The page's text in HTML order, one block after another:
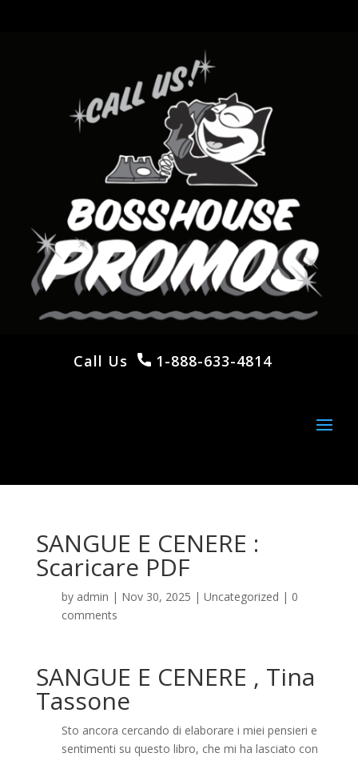
Call Us 1-888-633-4814
SANGUE E CENERE :
Scaricare PDF
by admin | Nov 30, 2025 | Uncategorized | 0
comments
SANGUE E CENERE , Tina
Tassone
Sto ancora cercando di elaborare i miei pensieri e
sentimenti su questo libro, che mi ha lasciato con